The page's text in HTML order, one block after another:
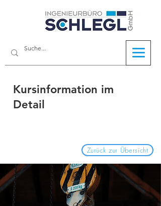
Kursinformation im
Detail
Zurück zur Übersicht